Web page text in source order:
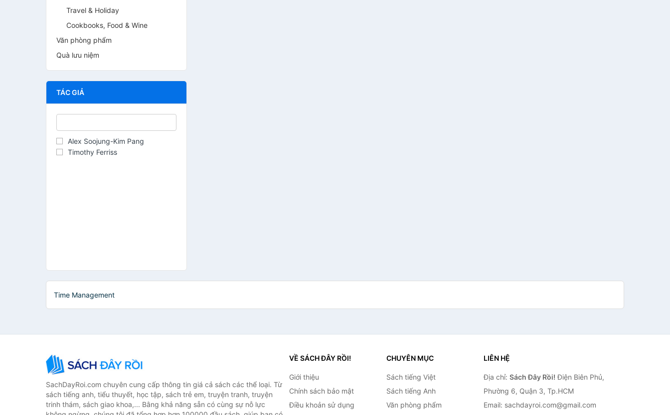
Travel & Holiday
Cookbooks, Food & Wine
Văn phòng phẩm
Quà lưu niệm
TÁC GIẢ
Alex Soojung-Kim Pang
Timothy Ferriss
Time Management
SachDayRoi.com chuyên cung cấp thông tin giá cả sách các thể loại. Từ
sách tiếng anh, tiểu thuyết, học tập, sách trẻ em, truyện tranh, truyện
trinh thám, sách giao khoa,... Bằng khả năng sẵn có cùng sự nỗ lực
VỀ SÁCH ĐÂY RỒI!
Giới thiệu
Chính sách bảo mật
Điều khoản sử dụng
CHUYÊN MỤC
Sách tiếng Việt
Sách tiếng Anh
Văn phòng phẩm
LIÊN HỆ
Địa chỉ: Sách Đây Rồi! Điện Biên Phủ,
Phường 6, Quận 3, Tp.HCM
Email: sachdayroi.com@gmail.com